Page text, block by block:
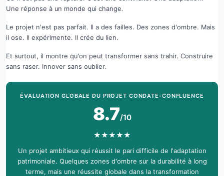
Une réponse à un monde qui change.
Le projet n'est pas parfait. Il a des failles. Des zones d'ombre. Mais
il ose. Il expérimente. Il crée du lien.
Et surtout, il montre qu'on peut transformer sans trahir. Construire
sans raser. Innover sans oublier.
ÉVALUATION GLOBALE DU PROJET CONDATE-CONFLUENCE
8.7/10
★★★★★
Un projet ambitieux qui réussit le pari difficile de l'adaptation
patrimoniale. Quelques zones d'ombre sur la durabilité à long
terme, mais une réussite globale dans la transformation